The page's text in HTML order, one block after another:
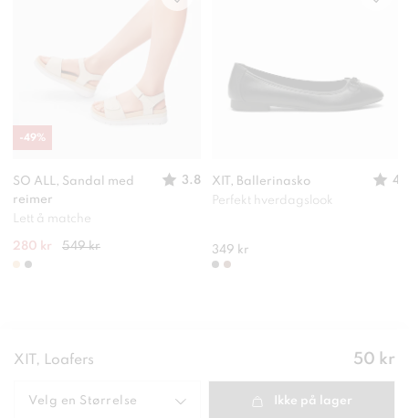
SO ALL, Sandal med
reimer
3.8
Lett å matche
280 kr 549 kr
-49%
XIT, Ballerinasko
4
Perfekt hverdagslook
349 kr
XIT, Loafers Pris:
50 kr
Velg en Størrelse Ikke på lager